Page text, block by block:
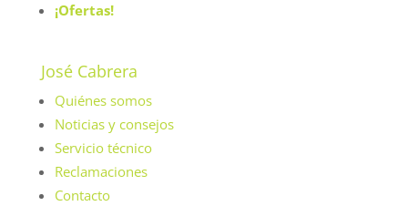
¡Ofertas!
José Cabrera
Quiénes somos
Noticias y consejos
Servicio técnico
Reclamaciones
Contacto